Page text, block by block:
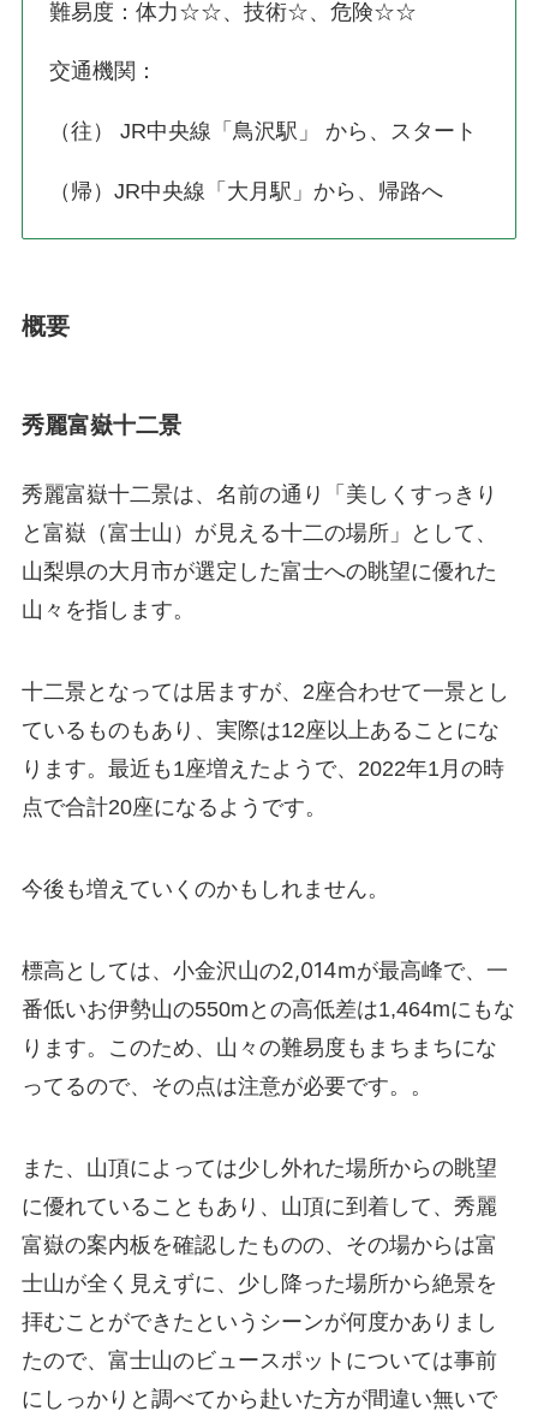
難易度：体力☆☆、技術☆、危険☆☆
交通機関：
（往） JR中央線「鳥沢駅」 から、スタート
（帰）JR中央線「大月駅」から、帰路へ
概要
秀麗富嶽十二景
秀麗富嶽十二景は、名前の通り「美しくすっきり
と富嶽（富士山）が見える十二の場所」として、
山梨県の大月市が選定した富士への眺望に優れた
山々を指します。
十二景となっては居ますが、2座合わせて一景とし
ているものもあり、実際は12座以上あることにな
ります。最近も1座増えたようで、2022年1月の時
点で合計20座になるようです。
今後も増えていくのかもしれません。
標高としては、 小金沢山の2,014mが最高峰で、一
番低いお伊勢山の550mとの高低差は1,464mにもな
ります。このため、山々の難易度もまちまちにな
ってるので、その点は注意が必要です。。
また、山頂によっては少し外れた場所からの眺望
に優れていることもあり、山頂に到着して、秀麗
富嶽の案内板を確認したものの、その場からは富
士山が全く見えずに、少し降った場所から絶景を
拝むことができたというシーンが何度かありまし
たので、富士山のビュースポットについては事前
にしっかりと調べてから赴いた方が間違い無いで